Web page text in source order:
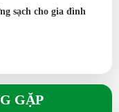
sạch cho gia đình
GẶP